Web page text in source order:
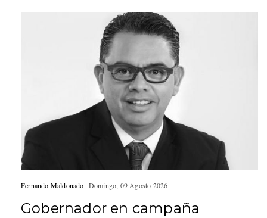
Fernando Maldonado Domingo, 09 Agosto 2026
Gobernador en campaña